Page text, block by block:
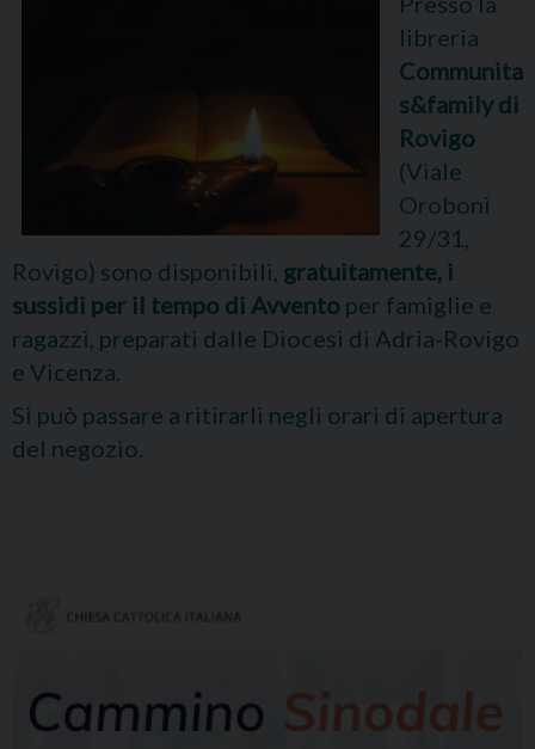
libreria
Communita
s&family di
Rovigo
(Viale
Oroboni
29/31,
Rovigo) sono disponibili, gratuitamente, i
sussidi per il tempo di Avvento per famiglie e
ragazzi, preparati dalle Diocesi di Adria-Rovigo
e Vicenza.
Si può passare a ritirarli negli orari di apertura
del negozio.